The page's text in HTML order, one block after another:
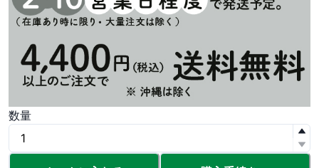
数量